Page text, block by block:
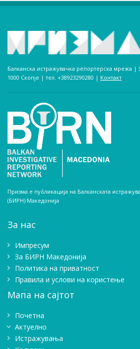
Балканска истражувачка репортерска мрежа |
1000 Скопје | тел. +38923290280­ | Контакт
Призма е публикација на Балканската
(БИРН) Македонија
За нас
Импресум
Зa БИРН Македонија
Политика на приватност
Правила и услови на користење
Мапа на сајтот
Почетна
Актуелно
Истражувањa